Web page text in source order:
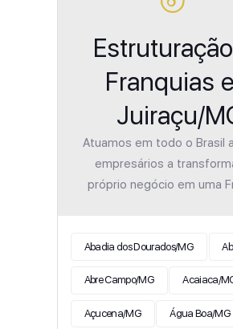
Franquias
Juiraçu/
Atuamos em todo o Brasil
empresários a
próprio negócio em uma
Abadia dos Dourados/MG
Abre Campo/MG Acaiaca/
Açucena/MG Água Boa/MG